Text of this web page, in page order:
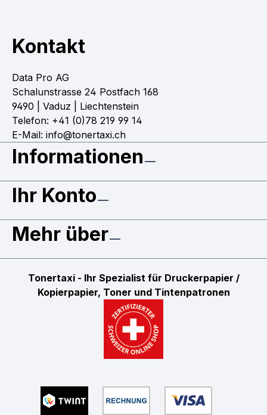
Kontakt
Data Pro AG
Schalunstrasse 24 Postfach 168
9490 | Vaduz | Liechtenstein
Telefon: +41 (0)78 219 99 14
E-Mail: info@tonertaxi.ch
Informationen
Ihr Konto
Mehr über
Tonertaxi - Ihr Spezialist für Druckerpapier /
Kopierpapier, Toner und Tintenpatronen